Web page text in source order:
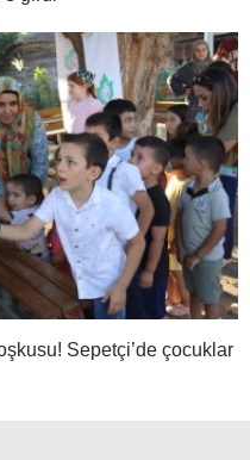
Sepetçi’de çocuklar